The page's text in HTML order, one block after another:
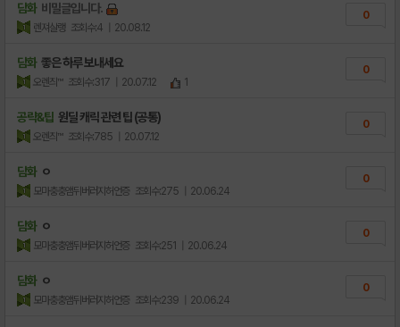
담화 비밀글입니다.
렌져살랭 조회수:4 | 20.08.12
0
담화 좋은 하루 보내세요
오렌즤™ 조회수:317 | 20.07.12 1
0
공략&팁 원딜 캐릭 관련 팁 (공통)
오렌즤™ 조회수:785 | 20.07.12
0
담화 ㅇ
모마충충앰뒤버러지허언증 조회수:275 | 20.06.24
0
담화 ㅇ
모마충충앰뒤버러지허언증 조회수:251 | 20.06.24
0
담화 ㅇ
모마충충앰뒤버러지허언증 조회수:239 | 20.06.24
0